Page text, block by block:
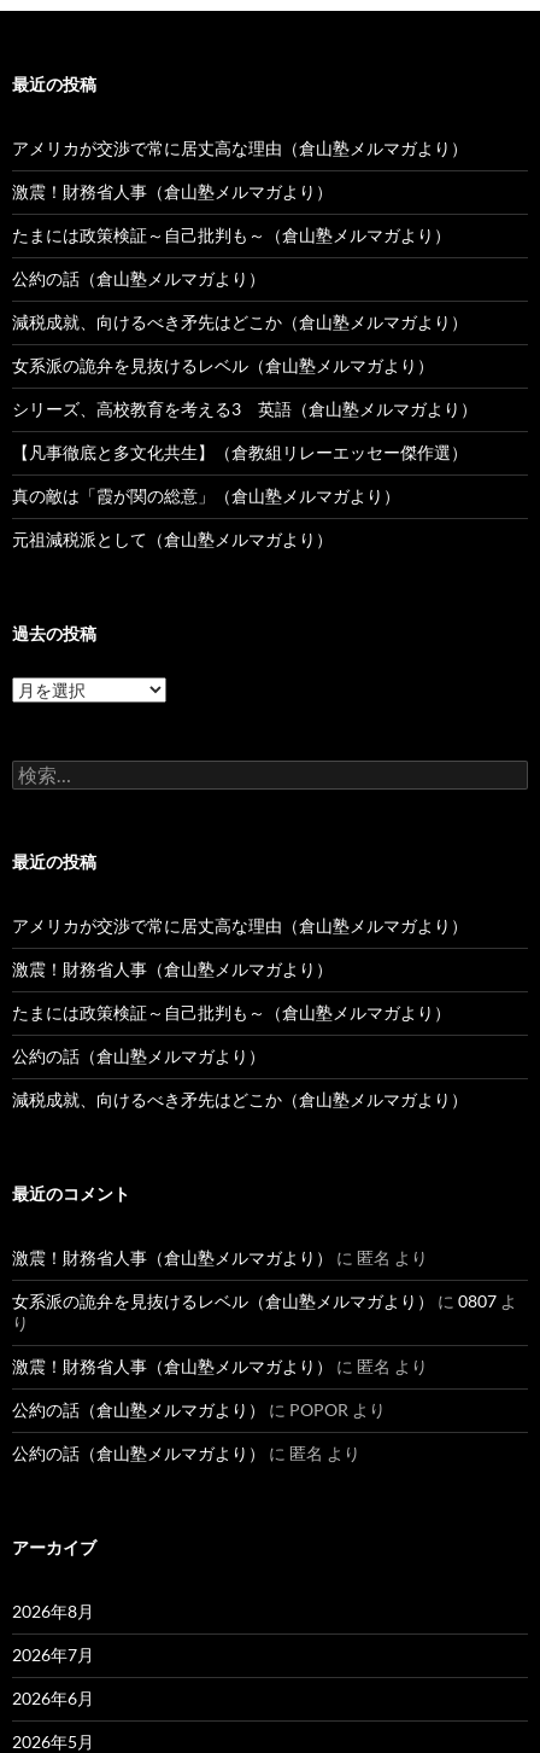
最近の投稿
アメリカが交渉で常に居丈高な理由（倉山塾メルマガより）
激震！財務省人事（倉山塾メルマガより）
たまには政策検証～自己批判も～（倉山塾メルマガより）
公約の話（倉山塾メルマガより）
減税成就、向けるべき矛先はどこか（倉山塾メルマガより）
女系派の詭弁を見抜けるレベル（倉山塾メルマガより）
シリーズ、高校教育を考える3 英語（倉山塾メルマガより）
【凡事徹底と多文化共生】（倉教組リレーエッセー傑作選）
真の敵は「霞が関の総意」（倉山塾メルマガより）
元祖減税派として（倉山塾メルマガより）
過去の投稿
過
去
稿
検
索:
最近の投稿
アメリカが交渉で常に居丈高な理由（倉山塾メルマガより）
激震！財務省人事（倉山塾メルマガより）
たまには政策検証～自己批判も～（倉山塾メルマガより）
公約の話（倉山塾メルマガより）
減税成就、向けるべき矛先はどこか（倉山塾メルマガより）
最近のコメント
激震！財務省人事（倉山塾メルマガより） に 匿名 より
女系派の詭弁を見抜けるレベル（倉山塾メルマガより） に 0807 よ
り
激震！財務省人事（倉山塾メルマガより） に 匿名 より
公約の話（倉山塾メルマガより） に POPOR より
公約の話（倉山塾メルマガより） に 匿名 より
アーカイブ
2026年8月
2026年7月
2026年6月
2026年5月